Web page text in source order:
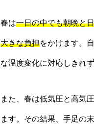
春は一日の中でも朝晩と
大きな負担をかけます。
な温度変化に対応しきれ
また、春は低気圧と高気
ます。その結果、手足の